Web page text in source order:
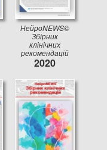
НейроNEWS©
Збірник
клінічних
рекомендацій
2020